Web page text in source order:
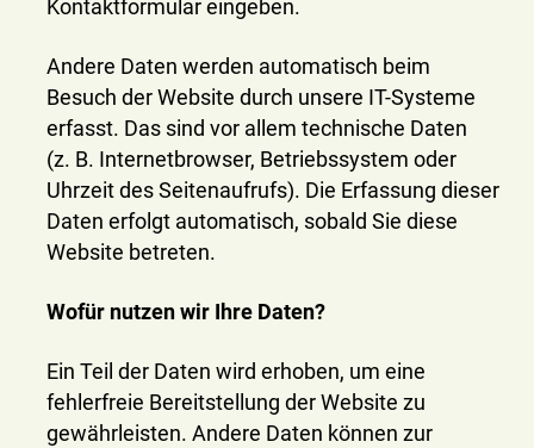
Kontaktformular eingeben.
Andere Daten werden automatisch beim
Besuch der Website durch unsere IT-Systeme
erfasst. Das sind vor allem technische Daten
(z. B. Internetbrowser, Betriebssystem oder
Uhrzeit des Seitenaufrufs). Die Erfassung dieser
Daten erfolgt automatisch, sobald Sie diese
Website betreten.
Wofür nutzen wir Ihre Daten?
Ein Teil der Daten wird erhoben, um eine
fehlerfreie Bereitstellung der Website zu
gewährleisten. Andere Daten können zur